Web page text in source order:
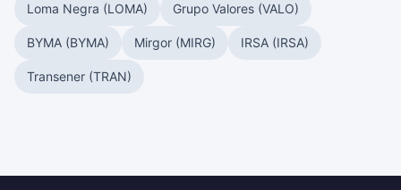
Loma Negra (LOMA) Grupo Valores (VALO)
BYMA (BYMA) Mirgor (MIRG) IRSA (IRSA)
Transener (TRAN)